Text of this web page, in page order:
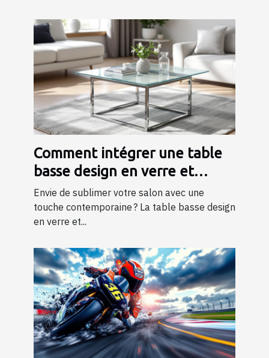
Comment intégrer une table
basse design en verre et
métal dans votre salon ?
Envie de sublimer votre salon avec une
touche contemporaine ? La table basse design
en verre et...